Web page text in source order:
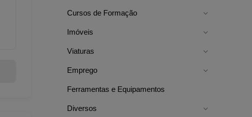
Cursos de Formação
Imóveis
Viaturas
Emprego
Ferramentas e Equipamentos
Diversos